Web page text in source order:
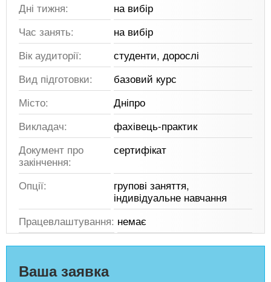
Дні тижня:
на вибір
Час занять:
на вибір
Вік аудиторії:
студенти, дорослі
Вид підготовки:
базовий курс
Місто:
Дніпро
Викладач:
фахівець-практик
Документ про
закінчення:
сертифікат
Опції:
групові заняття,
індивідуальне навчання
Працевлаштування: немає
Ваша заявка